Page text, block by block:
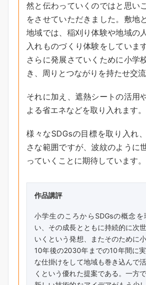
然と伝わっていくのではと思い
をさせていただきました。敷地
地域では、稲刈り体験や地域の
入れものづくり体験をしていま
さらに発展さていくために小学
き、周りとつながりを持たせ交流
それに加え、遮熱シートの活用
よる省エネなどを取り入れます。
様々なSDGsの目標を取り入れ
さな範囲ですが、波紋のように
っていくことに期待しています。
作品講評
小学生のころからSDGsの概念を
い、その成長とともに持続的に次
いくという発想、またそのために
10年後の2030年までの10年間に
な仕掛けをして地域も巻き込んで
くという優れた提案である。一方